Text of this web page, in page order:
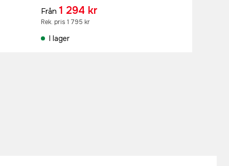
Från 1 294 kr
Rek. pris 1 795 kr
I lager